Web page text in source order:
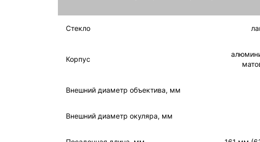
Стекло
Корпус
Внешний диаметр объектива, мм
Внешний диаметр окуляра, мм